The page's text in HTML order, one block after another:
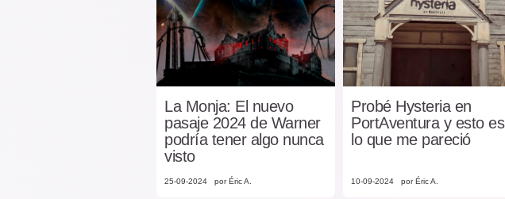
La Monja: El nuevo
pasaje 2024 de Warner
podría tener algo nunca
visto
25-09-2024 por Éric A.
Probé Hysteria en
PortAventura y esto es
lo que me pareció
10-09-2024 por Éric A.